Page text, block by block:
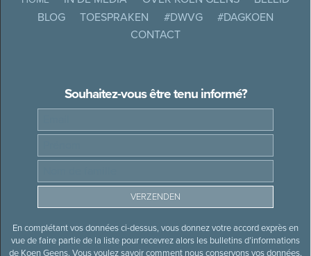
BLOG
TOESPRAKEN #DWVG
#DAGKOEN
CONTACT
Souhaitez-vous être tenu informé?
En complétant vos données ci-dessus, vous donnez votre accord exprès en
vue de faire partie de la liste pour recevrez alors les bulletins d’informations
de Koen Geens. Vous voulez savoir comment nous conservons vos données,